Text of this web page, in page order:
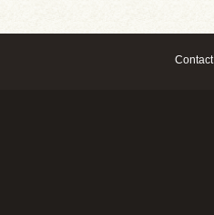
Contact